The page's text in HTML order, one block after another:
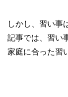
しかし、習い事
記事では、習い
家庭に合った習